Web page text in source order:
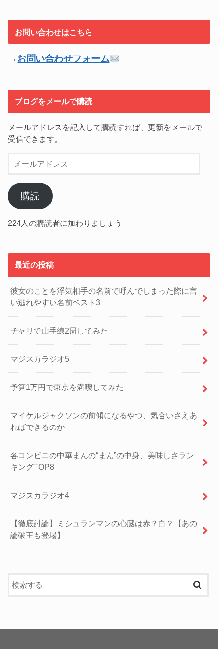
お問い合わせはこちら
→ お問い合わせフォーム
ブログをメールで購読
メールアドレスを記入して購読すれば、更新をメールで
受信できます。
ー
ル
ア
ド
ス
購読
224人の購読者に加わりましょう
最近の投稿
彼女のことを浮気相手の名前で呼んでしまった際に言
い逃れやすい名前ベスト3
チャリで山手線2周してみた
マジスカラジオ5
予算1万円で東京を満喫してみた
マイケルジャクソンの前傾になるやつ、気合いさえあ
ればできるのか
各コンビニの中華まんの“まん”の中身、美味しさラン
キングTOP8
マジスカラジオ4
【徹底討論】ミシュランマンの心臓は赤？白？【あの
論破王も登場】